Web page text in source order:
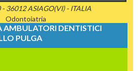
- 36012 ASIAGO(VI) - ITALIA
Odontoiatria
AMBULATORI DENTISTICI
PULGA